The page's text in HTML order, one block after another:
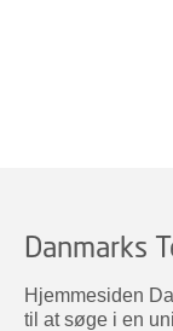
Danmarks
Hjemmesiden
til at søge i en